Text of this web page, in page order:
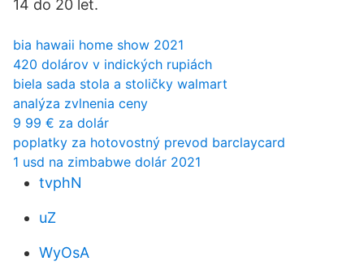
14 do 20 let.
bia hawaii home show 2021
420 dolárov v indických rupiách
biela sada stola a stoličky walmart
analýza zvlnenia ceny
9 99 € za dolár
poplatky za hotovostný prevod barclaycard
1 usd na zimbabwe dolár 2021
tvphN
uZ
WyOsA